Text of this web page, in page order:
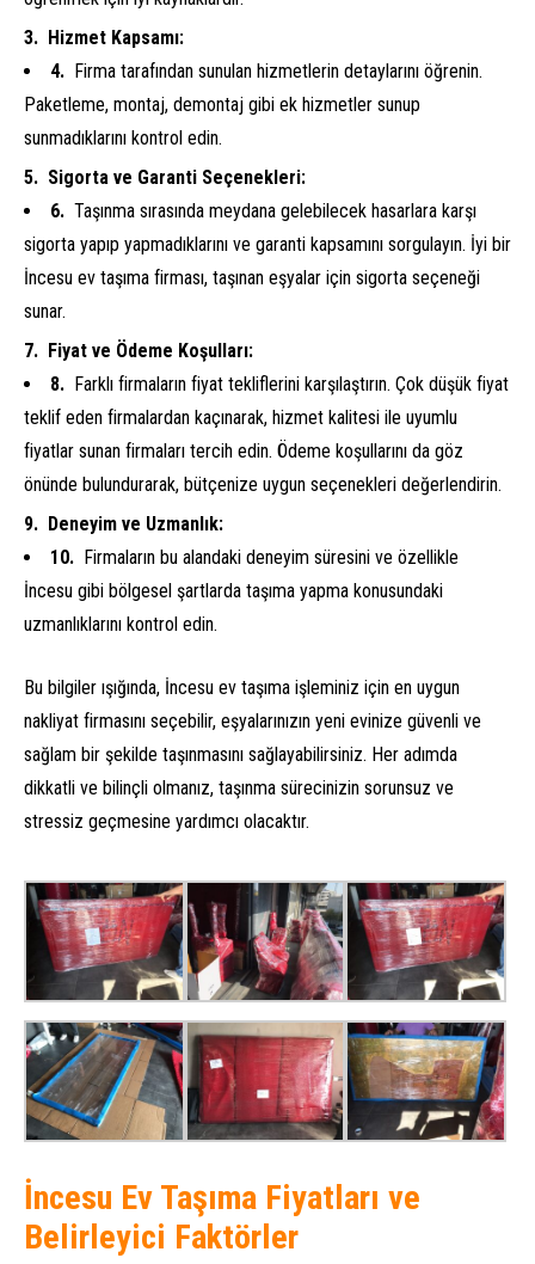
Hizmet Kapsamı:
Firma tarafından sunulan hizmetlerin detaylarını öğrenin.
Paketleme, montaj, demontaj gibi ek hizmetler sunup
sunmadıklarını kontrol edin.
Sigorta ve Garanti Seçenekleri:
Taşınma sırasında meydana gelebilecek hasarlara karşı
sigorta yapıp yapmadıklarını ve garanti kapsamını sorgulayın. İyi bir
İncesu ev taşıma firması, taşınan eşyalar için sigorta seçeneği
sunar.
Fiyat ve Ödeme Koşulları:
Farklı firmaların fiyat tekliflerini karşılaştırın. Çok düşük fiyat
teklif eden firmalardan kaçınarak, hizmet kalitesi ile uyumlu
fiyatlar sunan firmaları tercih edin. Ödeme koşullarını da göz
önünde bulundurarak, bütçenize uygun seçenekleri değerlendirin.
Deneyim ve Uzmanlık:
Firmaların bu alandaki deneyim süresini ve özellikle
İncesu gibi bölgesel şartlarda taşıma yapma konusundaki
uzmanlıklarını kontrol edin.
Bu bilgiler ışığında, İncesu ev taşıma işleminiz için en uygun
nakliyat firmasını seçebilir, eşyalarınızın yeni evinize güvenli ve
sağlam bir şekilde taşınmasını sağlayabilirsiniz. Her adımda
dikkatli ve bilinçli olmanız, taşınma sürecinizin sorunsuz ve
stressiz geçmesine yardımcı olacaktır.
İncesu Ev Taşıma Fiyatları ve
Belirleyici Faktörler